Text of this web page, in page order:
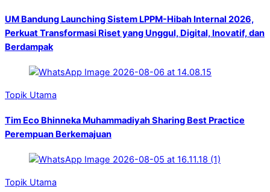
UM Bandung Launching Sistem LPPM-Hibah Internal 2026,
Perkuat Transformasi Riset yang Unggul, Digital, Inovatif, dan
Berdampak
Topik Utama
Tim Eco Bhinneka Muhammadiyah Sharing Best Practice
Perempuan Berkemajuan
Topik Utama